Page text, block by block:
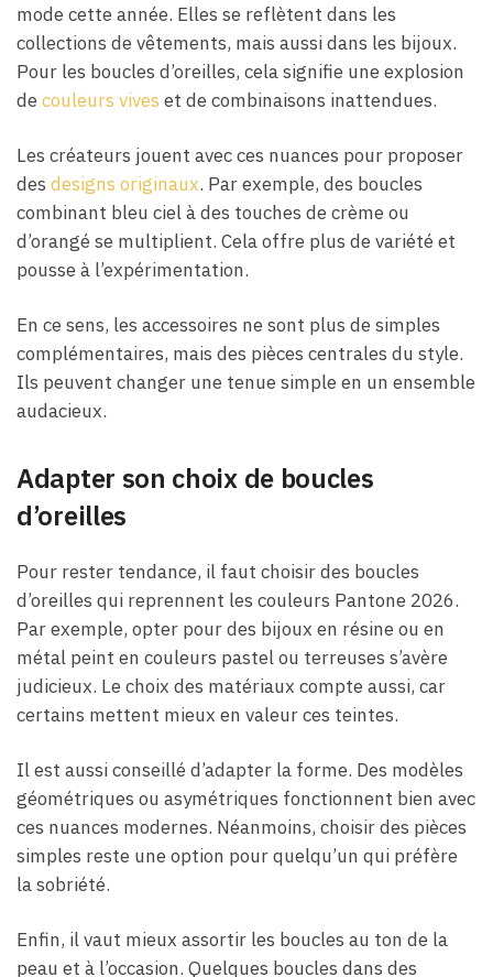
mode cette année. Elles se reflètent dans les
collections de vêtements, mais aussi dans les bijoux.
Pour les boucles d’oreilles, cela signifie une explosion
decouleurs vives et de combinaisons inattendues.
Les créateurs jouent avec ces nuances pour proposer
des designs originaux. Par exemple, des boucles
combinant bleu ciel à des touches de crème ou
d’orangé se multiplient. Cela offre plus de variété et
pousse à l’expérimentation.
En ce sens, les accessoires ne sont plus de simples
complémentaires, mais des pièces centrales du style.
Ils peuvent changer une tenue simple en un ensemble
audacieux.
Adapter son choix de boucles
d’oreilles
Pour rester tendance, il faut choisir des boucles
d’oreilles qui reprennent les couleurs Pantone 2026.
Par exemple, opter pour des bijoux en résine ou en
métal peint en couleurs pastel ou terreuses s’avère
judicieux. Le choix des matériaux compte aussi, car
certains mettent mieux en valeur ces teintes.
Il est aussi conseillé d’adapter la forme. Des modèles
géométriques ou asymétriques fonctionnent bien avec
ces nuances modernes. Néanmoins, choisir des pièces
simples reste une option pour quelqu’un qui préfère
la sobriété.
Enfin, il vaut mieux assortir les boucles au ton de la
peau et à l’occasion. Quelques boucles dans des